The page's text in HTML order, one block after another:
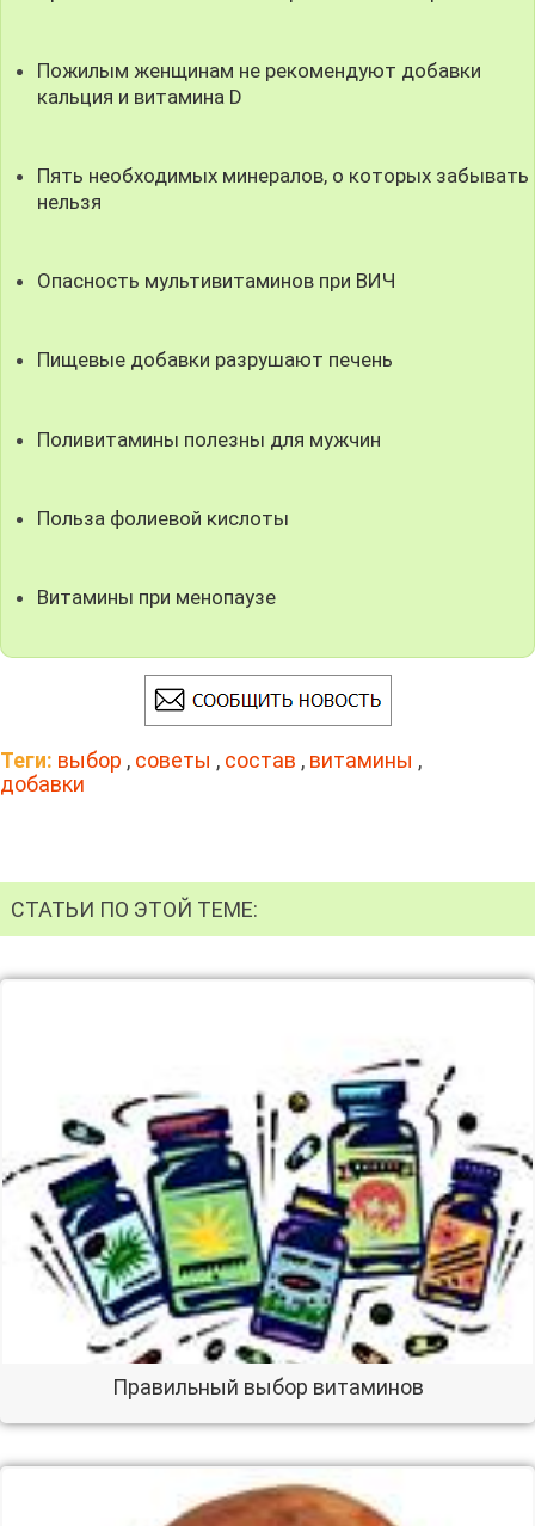
Пожилым женщинам не рекомендуют добавки
кальция и витамина D
Пять необходимых минералов, о которых забывать
нельзя
Опасность мультивитаминов при ВИЧ
Пищевые добавки разрушают печень
Поливитамины полезны для мужчин
Польза фолиевой кислоты
Витамины при менопаузе
Теги: выбор , советы , состав , витамины ,
добавки
СТАТЬИ ПО ЭТОЙ ТЕМЕ:
Правильный выбор витаминов